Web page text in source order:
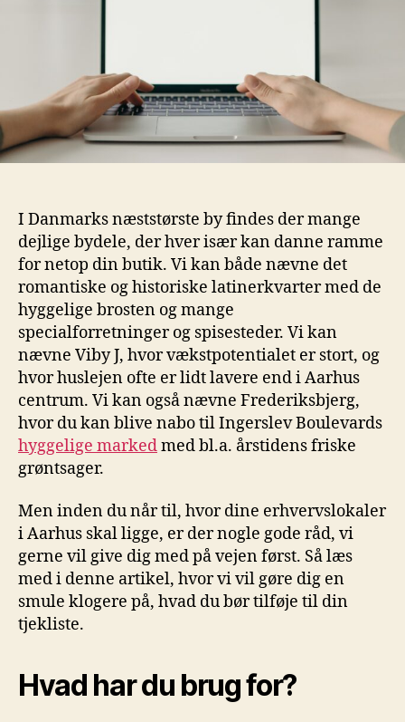
I Danmarks næststørste by findes der mange
dejlige bydele, der hver især kan danne ramme
for netop din butik. Vi kan både nævne det
romantiske og historiske latinerkvarter med de
hyggelige brosten og mange
specialforretninger og spisesteder. Vi kan
nævne Viby J, hvor vækstpotentialet er stort, og
hvor huslejen ofte er lidt lavere end i Aarhus
centrum. Vi kan også nævne Frederiksbjerg,
hvor du kan blive nabo til Ingerslev Boulevards
hyggelige markedmed bl.a. årstidens friske
grøntsager.
Men inden du når til, hvor dine erhvervslokaler
i Aarhus skal ligge, er der nogle gode råd, vi
gerne vil give dig med på vejen først. Så læs
med i denne artikel, hvor vi vil gøre dig en
smule klogere på, hvad du bør tilføje til din
tjekliste.
Hvad har du brug for?